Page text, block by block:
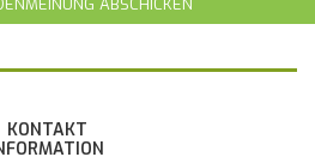
ABSCHICKEN
KONTAKT